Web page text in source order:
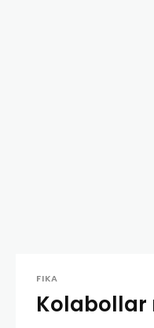
FIKA
Kolabollar